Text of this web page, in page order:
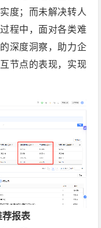
度；而未解决转人
程中，面对各类难
深度洞察，助力企
节点的表现，实现
荐报表